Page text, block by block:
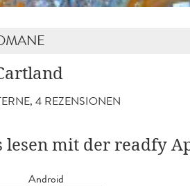
4 REZENSIONEN
lesen mit der readfy
Android